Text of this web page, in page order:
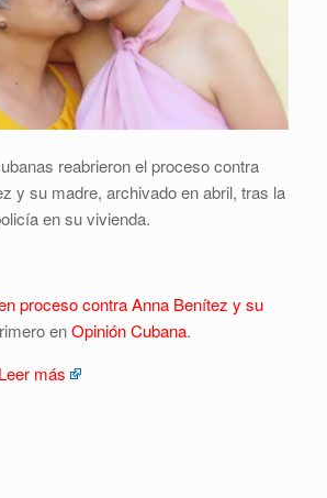
reabrieron el proceso contra
y su madre, archivado en abril, tras la
en su vivienda.
proceso contra Anna Benítez y su
enOpinión Cubana.
Leer más